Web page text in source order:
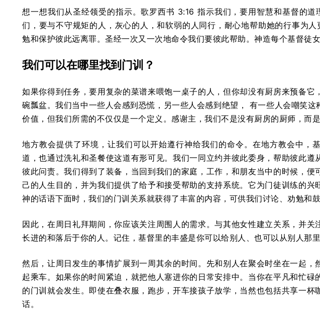
想一想我们从圣经领受的指示。歌罗西书 3:16 指示我们，要用智慧和基督的
们，要与不守规矩的人，灰心的人，和软弱的人同行，耐心地帮助她的行事为
勉和保护彼此远离罪。圣经一次又一次地命令我们要彼此帮助。神造每个基督徒
我们可以在哪里找到门训？
如果你得到任务，要用复杂的菜谱来喂饱一桌子的人，但你却没有厨房来预备
碗瓢盆。我们当中一些人会感到恐慌，另一些人会感到绝望， 有一些人会嘲笑
价值，但我们所需的不仅仅是一个定义。感谢主，我们不是没有厨房的厨师，而
地方教会提供了环境，让我们可以开始遵行神给我们的命令。在地方教会中，
道，也通过洗礼和圣餐使这道有形可见。我们一同立约并彼此委身，帮助彼此
彼此问责。我们得到了装备，当回到我们的家庭，工作，和朋友当中的时候，便
己的人生目的，并为我们提供了给予和接受帮助的支持系统。它为门徒训练的
神的话语下面时，我们的门训关系就获得了丰富的内容，可供我们讨论、劝勉和鼓
因此，在周日礼拜期间，你应该关注周围人的需求。与其他女性建立关系，并
长进的和落后于你的人。记住，基督里的丰盛是你可以给别人、也可以从别人那
然后，让周日发生的事情扩展到一周其余的时间。先和别人在聚会时坐在一起，
起乘车。如果你的时间紧迫，就把他人塞进你的日常安排中。当你在平凡和忙
的门训就会发生。即使在叠衣服，跑步，开车接孩子放学，当然也包括共享一
话。